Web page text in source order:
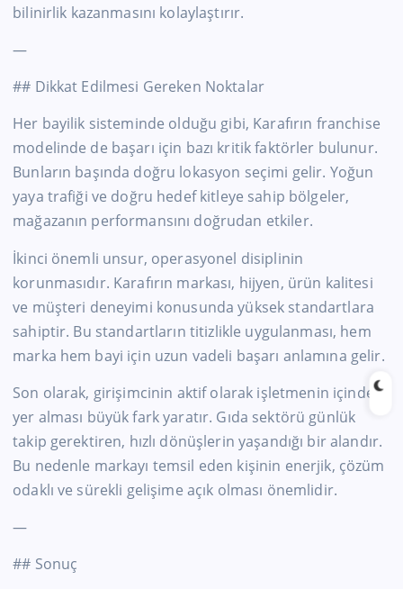
bilinirlik kazanmasını kolaylaştırır.
—
## Dikkat Edilmesi Gereken Noktalar
Her bayilik sisteminde olduğu gibi, Karafırın franchise
modelinde de başarı için bazı kritik faktörler bulunur.
Bunların başında doğru lokasyon seçimi gelir. Yoğun
yaya trafiği ve doğru hedef kitleye sahip bölgeler,
mağazanın performansını doğrudan etkiler.
İkinci önemli unsur, operasyonel disiplinin
korunmasıdır. Karafırın markası, hijyen, ürün kalitesi
ve müşteri deneyimi konusunda yüksek standartlara
sahiptir. Bu standartların titizlikle uygulanması, hem
marka hem bayi için uzun vadeli başarı anlamına gelir.
Son olarak, girişimcinin aktif olarak işletmenin içinde
yer alması büyük fark yaratır. Gıda sektörü günlük
takip gerektiren, hızlı dönüşlerin yaşandığı bir alandır.
Bu nedenle markayı temsil eden kişinin enerjik, çözüm
odaklı ve sürekli gelişime açık olması önemlidir.
—
## Sonuç